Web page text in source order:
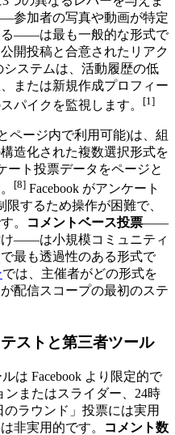
参加者の写真や動画が特定
る――は最も一般的な形式で
開投稿と合意されたリアク
システムは、活動履歴の低
または新規作成プロフィー
パイクを監視します。
[1]
ページ内で利用可能)は、組
造化された複数選択形式を
ート投票データをページと
[8] Facebook がアンケート
するため操作が困難で、
。
コメントベース投票――
け――は小規模コミュニティ
最も透過性のある形式で
では、主催者がどの形式を
配信スコープの最初のステ
ストと第三者ツール
は Facebook より限定的で
ンまたはスライダー、24時
ラウンド」投票には実用
非実用的です。
コメント数